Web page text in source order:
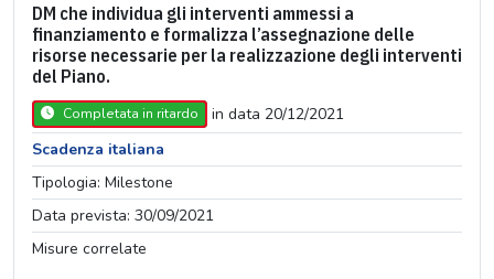
DM che individua gli interventi ammessi a
finanziamento e formalizza l’assegnazione delle
risorse necessarie per la realizzazione degli interventi
del Piano.
Completata in ritardo
in data 20/12/2021
Scadenza italiana
Tipologia: Milestone
Data prevista: 30/09/2021
Misure correlate